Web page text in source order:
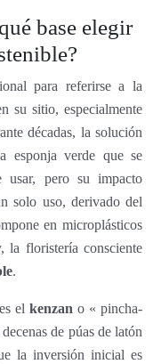
base elegir
para referirse a la
su sitio, especialmente
décadas, la solución
esponja verde que se
pero su impacto
solo uso, derivado del
en microplásticos
la floristería consciente
.
elkenzan o « pincha-
de púas de latón
la inversión inicial es